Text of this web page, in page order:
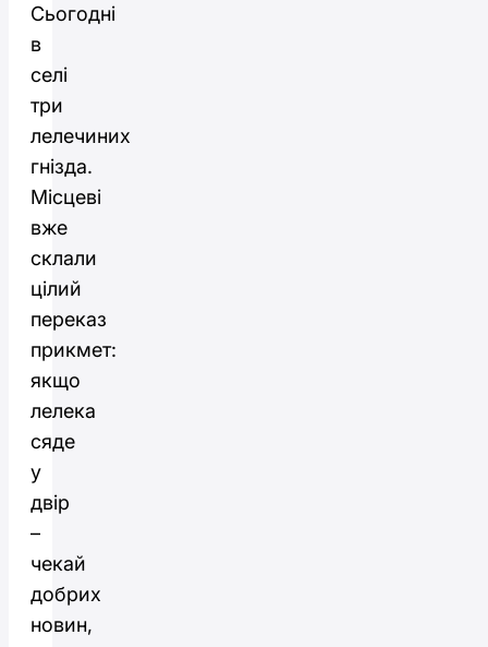
Сьогодні
в
селі
три
лелечиних
гнізда.
Місцеві
вже
склали
цілий
переказ
прикмет:
якщо
лелека
сяде
у
двір
–
чекай
добрих
новин,